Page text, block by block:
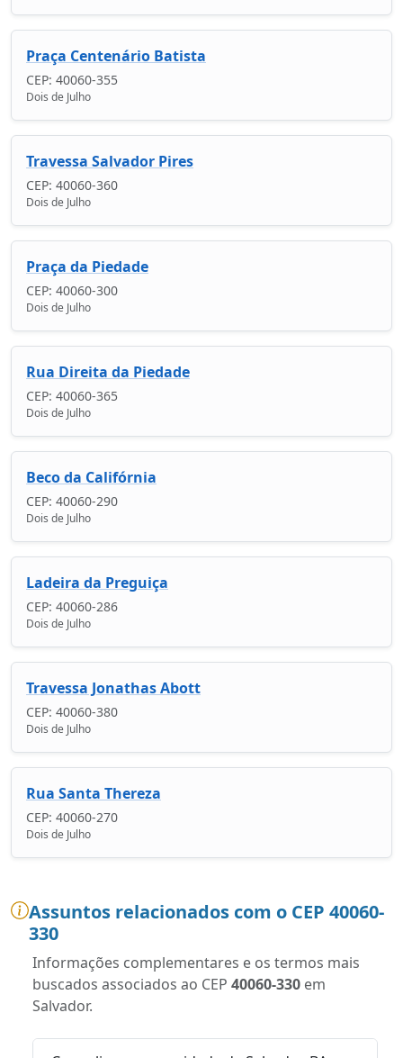
Praça Centenário Batista
CEP: 40060-355
Dois de Julho
Travessa Salvador Pires
CEP: 40060-360
Dois de Julho
Praça da Piedade
CEP: 40060-300
Dois de Julho
Rua Direita da Piedade
CEP: 40060-365
Dois de Julho
Beco da Califórnia
CEP: 40060-290
Dois de Julho
Ladeira da Preguiça
CEP: 40060-286
Dois de Julho
Travessa Jonathas Abott
CEP: 40060-380
Dois de Julho
Rua Santa Thereza
CEP: 40060-270
Dois de Julho
Assuntos relacionados com o CEP 40060-
330
Informações complementares e os termos mais
buscados associados ao CEP 40060-330 em
Salvador.